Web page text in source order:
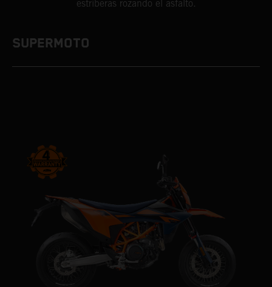
estriberas rozando el asfalto.
SUPERMOTO